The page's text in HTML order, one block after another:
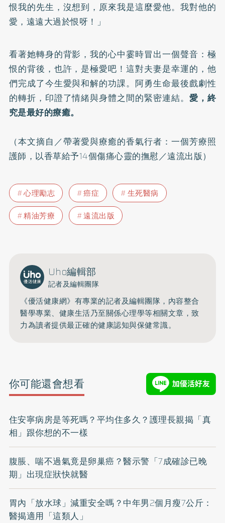
恨我的先生，沒想到，原來我是這麼愛他。我對他的
愛，遠遠大過於恨呀！」
看著她轉身的背影，我的心中霎時冒出一個聲音：極
恨的背後，也許，是極愛吧！這對夫妻是幸運的，他
們完成了今生愛與和解的功課。阿勇生命最後戲劇性
的轉折，印證了情緒與身體之間的緊密連結。 愛，終
究是最好的療癒。
（本文摘自／帶著愛與療癒的香氣行者：一個芳療照
護師，以香草給予14個傷痛心靈的撫慰／遠流出版）
心理勵志 癌症
生死醫病
精油芳療
遠流出版
Uho編輯部
記者及編輯團隊
《優活健康網》有專業的記者及編輯團隊，內容整合
醫學專業、健康生活乃至關係心理學等相關文章，致
力為讀者提供最正確的健康認知與保健常識。
你可能還會想看
住安寧病房是等死嗎？平均住多久？護理長親揭「真
相」跟你想的不一樣
腹脹、喘不過氣竟是卵巢癌？醫示警「7成確診已晚
期」出現症狀快就醫
胃內「放水球」減重安全嗎？中年男2個月瘦7公斤：
醫揭適用「這類人」